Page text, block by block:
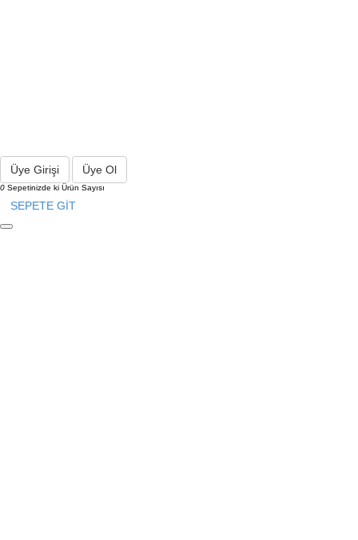
Üye Girişi Üye Ol
0 Sepetinizde ki Ürün Sayısı
SEPETE GİT